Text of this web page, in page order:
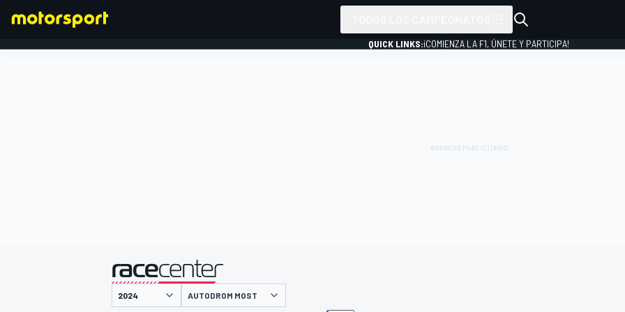
QUICK LINKS:¡COMIENZA LA F1, ÚNETE Y PARTICIPA!
presentado por
AUTODROM MOST